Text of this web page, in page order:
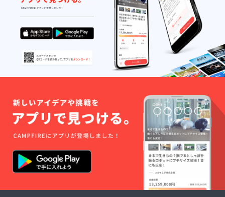
登録を
おすす
めいた
しま
す。 ※
届かな
い場合
は、迷
惑メー
確認、
または
別の
メール
アドレ
スでご
連絡く
ださ
い。 ※
何口で
ださ
い。 よ
ろしく
お願い
いたし
ます。
p 等）
をご登
録の場
合、
メール
が届か
ないこ
とがあ
りま
す。 →
Yahoo!
メール
等のフ
リー
メール
アドレ
スのご
登録を
おすす
しま
す。 ※
届かな
メール
等のフ
リー
メール
アドレ
スのご
登録を
おすす
めいた
しま
返信
メール
が届か
ない場
合は、
迷惑
メール
フォル
ダの確
たは別
のメー
ルアド